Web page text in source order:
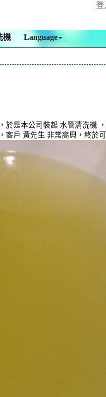
登
機 Language
是本公司裝起 水管清洗機
戶 黃先生 非常高興，終於